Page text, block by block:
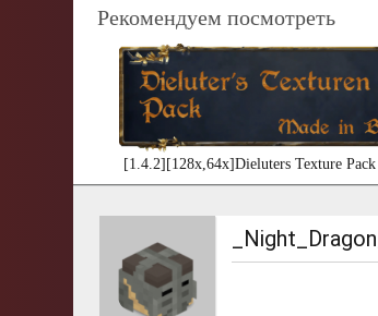
Рекомендуем посмотреть
[1.4.2][128x,64x]Dieluters Texture Pack
_Night_Dragon_